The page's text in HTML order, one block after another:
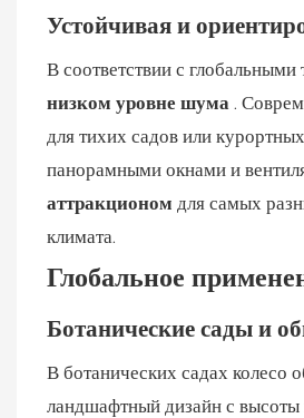
Устойчивая и
В соответствии с глобальными
низком уровне шума .
для тихих садов или
панорамными окнами и
аттракционом для самых
климата.
Глобальное
Ботанические сады и
В ботанических садах колесо
ландшафтный дизайн с высоты